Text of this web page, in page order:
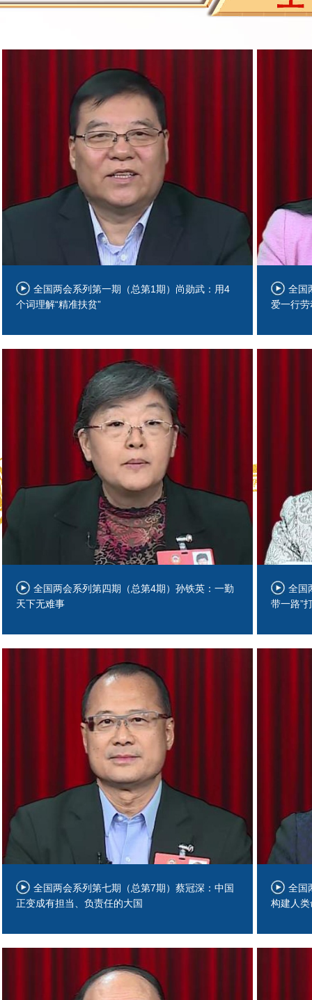
全国两会系列第一期（总第1期）尚勋武：用4
个词理解“精准扶贫”
全国
爱一行
全国两会系列第四期（总第4期）孙铁英：一勤
天下无难事
全国
带一路”
全国两会系列第七期（总第7期）蔡冠深：中国
正变成有担当、负责任的大国
全国
构建人